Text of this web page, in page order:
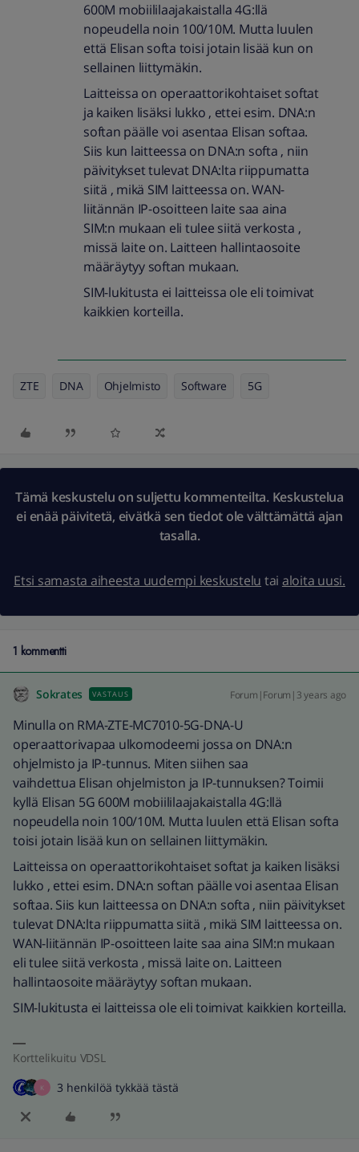
600M mobiililaajakaistalla 4G:llä
nopeudella noin 100/10M. Mutta luulen
että Elisan softa toisi jotain lisää kun on
sellainen liittymäkin.
Laitteissa on operaattorikohtaiset softat
ja kaiken lisäksi lukko , ettei esim. DNA:n
softan päälle voi asentaa Elisan softaa.
Siis kun laitteessa on DNA:n softa , niin
päivitykset tulevat DNA:lta riippumatta
siitä , mikä SIM laitteessa on. WAN-
liitännän IP-osoitteen laite saa aina
SIM:n mukaan eli tulee siitä verkosta ,
missä laite on. Laitteen hallintaosoite
määräytyy softan mukaan.
SIM-lukitusta ei laitteissa ole eli toimivat
kaikkien korteilla.
ZTE DNA Ohjelmisto Software 5G
Tämä keskustelu on suljettu kommenteilta. Keskustelua
ei enää päivitetä, eivätkä sen tiedot ole välttämättä ajan
tasalla.
Etsi samasta aiheesta uudempi keskustelu tai aloita uusi.
1 kommentti
Sokrates VASTAUS Forum|Forum|3 years ago
Minulla on RMA-ZTE-MC7010-5G-DNA-U
operaattorivapaa ulkomodeemi jossa on DNA:n
ohjelmisto ja IP-tunnus. Miten siihen saa
vaihdettua Elisan ohjelmiston ja IP-tunnuksen? Toimii
kyllä Elisan 5G 600M mobiililaajakaistalla 4G:llä
nopeudella noin 100/10M. Mutta luulen että Elisan softa
toisi jotain lisää kun on sellainen liittymäkin.
Laitteissa on operaattorikohtaiset softat ja kaiken lisäksi
lukko , ettei esim. DNA:n softan päälle voi asentaa Elisan
softaa. Siis kun laitteessa on DNA:n softa , niin päivitykset
tulevat DNA:lta riippumatta siitä , mikä SIM laitteessa on.
WAN-liitännän IP-osoitteen laite saa aina SIM:n mukaan
eli tulee siitä verkosta , missä laite on. Laitteen
hallintaosoite määräytyy softan mukaan.
SIM-lukitusta ei laitteissa ole eli toimivat kaikkien korteilla.
Korttelikuitu VDSL
K 3 henkilöä tykkää tästä